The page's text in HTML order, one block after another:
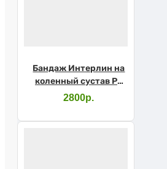
Бандаж Интерлин на
коленный сустав PK
K02 р.L, бежевый
2800р.